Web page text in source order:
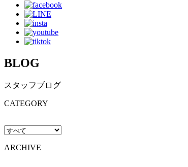
BLOG
スタッフブログ
CATEGORY
ARCHIVE